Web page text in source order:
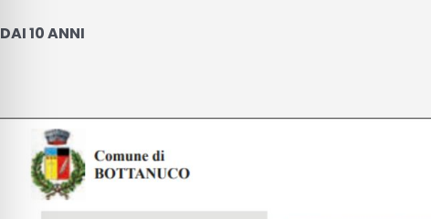
DAI 10 ANNI